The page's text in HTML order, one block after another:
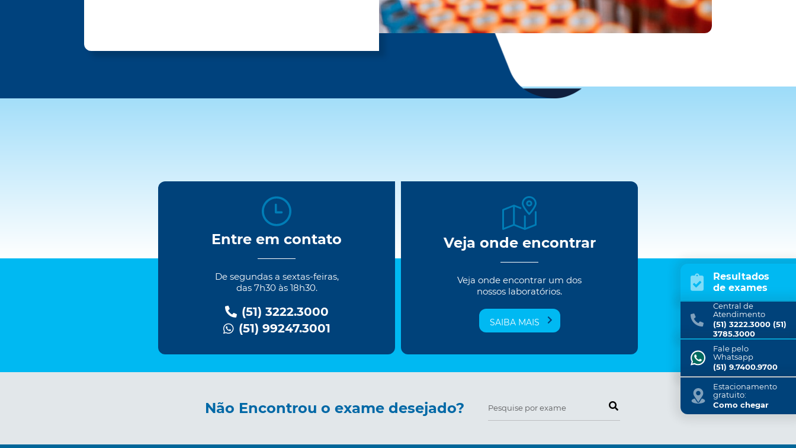
Entre em contato
De segundas a sextas-feiras,
das 7h30 às 18h30.
(51) 3222.3000
(51) 99247.3001
Veja onde encontrar
Veja onde encontrar um dos
nossos laboratórios.
SAIBA MAIS
Não Encontrou o exame desejado? Pesquise por exame
Resultados
de exames
Central de
Atendimento
(51) 3222.3000 (51)
3785.3000
Fale pelo
Whatsapp
(51) 9.7400.9700
Estacionamento
gratuito:
Como chegar